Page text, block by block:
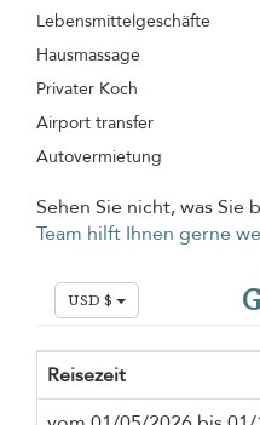
Lebensmittelgeschäfte
Hausmassage
Privater Koch
Airport transfer
Autovermietung
Sehen Sie nicht, was Sie
Team hilft Ihnen gerne
USD $
Reisezeit